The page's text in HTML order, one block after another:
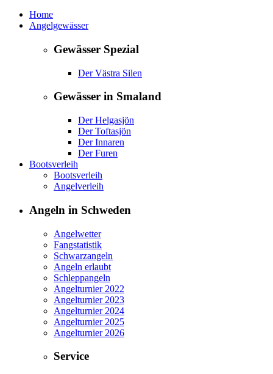
Home
Angelgewässer
Gewässer Spezial
Der Västra Silen
Gewässer in Smaland
Der Helgasjön
Der Toftasjön
Der Innaren
Der Furen
Bootsverleih
Bootsverleih
Angelverleih
Angeln in Schweden
Angelwetter
Fangstatistik
Schwarzangeln
Angeln erlaubt
Schleppangeln
Angelturnier 2022
Angelturnier 2023
Angelturnier 2024
Angelturnier 2025
Angelturnier 2026
Service